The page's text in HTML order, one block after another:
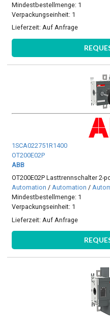
Mindestbestellmenge: 1
Verpackungseinheit: 1
Lieferzeit:Auf Anfrage
1SCA022751R1400
OT200E02P
ABB
OT200E02P Lasttrennschalter 2-
Automation /Automation /
Mindestbestellmenge: 1
Verpackungseinheit: 1
Lieferzeit: Auf Anfrage